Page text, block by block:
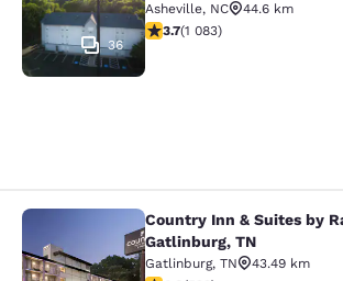
36
Asheville, NC
44.6 km
3.72 étoiles. Bien. 1083
3.7(1 083)
Country Inn & Suites
Country Inn & Suites by
Gatlinburg, TN
Gatlinburg, TN
43.49 km